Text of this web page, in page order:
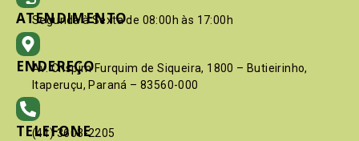
ATENDIMENTO
Segunda à Sexta de 08:00h às 17:00h
ENDEREÇO
Av. Crispim Furquim de Siqueira, 1800 – Butieirinho,
Itaperuçu, Paraná – 83560-000
TELEFONE
(41) 3603-2205